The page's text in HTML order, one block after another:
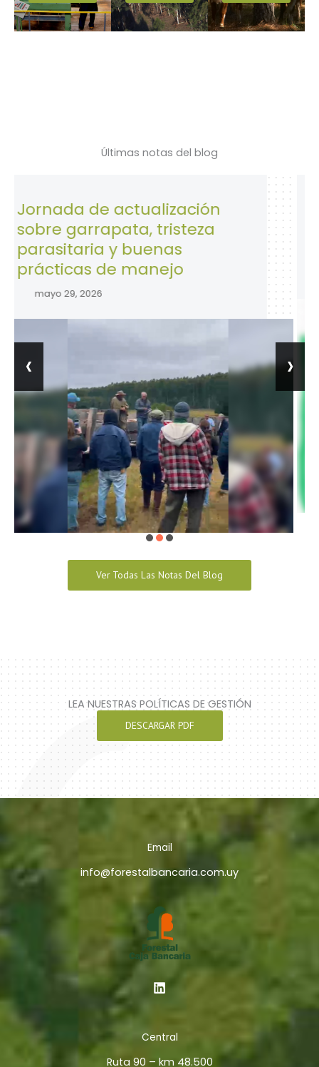
Últimas notas del blog
de actualización
tristeza
y buenas
de manejo
2026
28 de
la
trabajo.
abril 28,
‹ ›
Ver Todas Las Notas Del Blog
LEA NUESTRAS POLÍTICAS DE GESTIÓN
DESCARGAR PDF
Email
info@forestalbancaria.com.uy
Central
Ruta 90 – km 48.500